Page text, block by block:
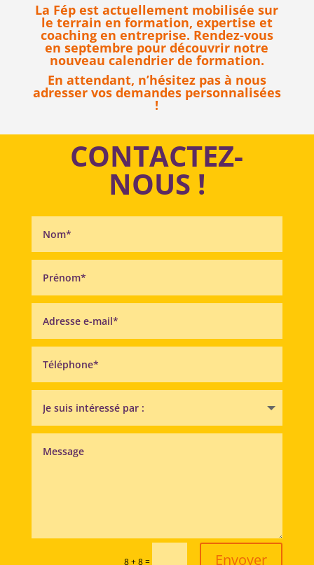
La Fép est actuellement mobilisée sur
le terrain en formation, expertise et
coaching en entreprise. Rendez-vous
en septembre pour découvrir notre
nouveau calendrier de formation.
En attendant, n’hésitez pas à nous
adresser vos demandes personnalisées
!
CONTACTEZ-
NOUS !
8 + 8= Envoyer